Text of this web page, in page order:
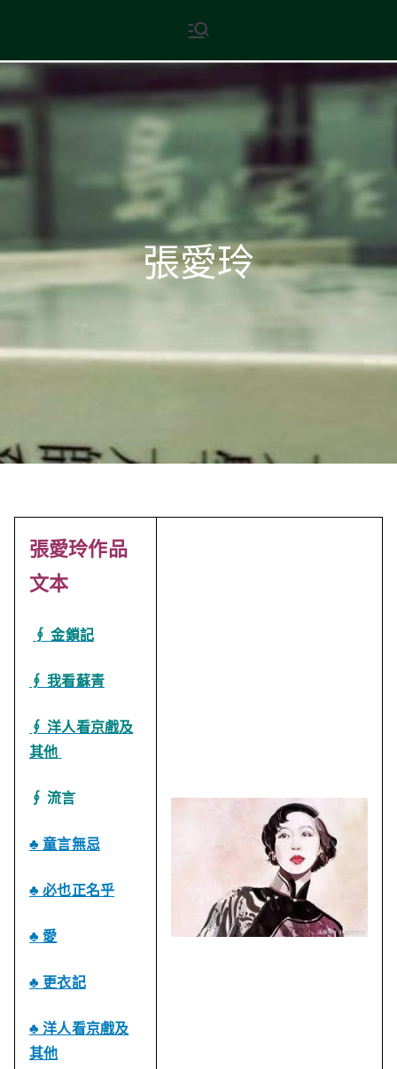
content
現代文學
地球小如鴿卵，/ 我輕輕地將它
張愛玲
張愛玲作品
文本
∮ 金鎖記
∮ 我看蘇青
∮ 洋人看京戲及
其他
∮ 流言
♣ 童言無忌
♣ 必也正名乎
♣ 愛
♣ 更衣記
♣ 洋人看京戲及
其他